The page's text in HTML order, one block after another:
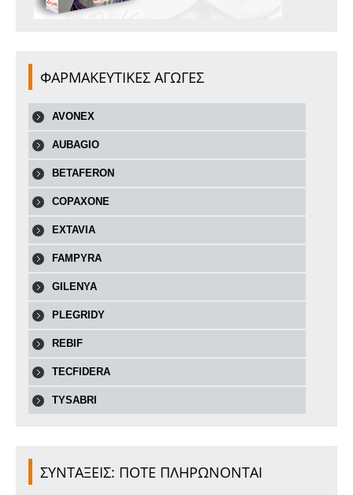
ΦΑΡΜΑΚΕΥΤΙΚΕΣ ΑΓΩΓΕΣ
AVONEX
AUBAGIO
BETAFERON
COPAXONE
EXTAVIA
FAMPYRA
GILENYA
PLEGRIDY
REBIF
TECFIDERA
TYSABRI
ΣΥΝΤΑΞΕΙΣ: ΠΟΤΕ ΠΛΗΡΩΝΟΝΤΑΙ